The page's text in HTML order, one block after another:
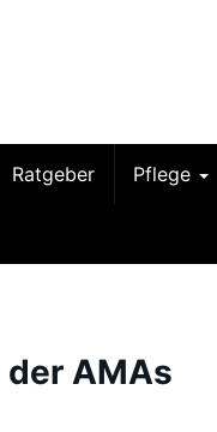
Ratgeber Pflege
AMAs